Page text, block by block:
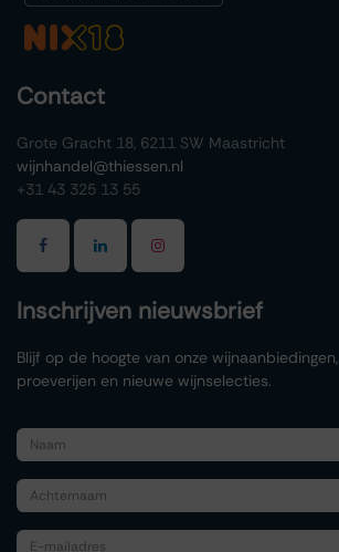
Contact
Grote Gracht 18, 6211 SW Maastricht
wijnhandel@thiessen.nl
+31 43 325 13 55
Inschrijven nieuwsbrief
Blijf op de hoogte van onze wijnaanbiedingen,
proeverijen en nieuwe wijnselecties.